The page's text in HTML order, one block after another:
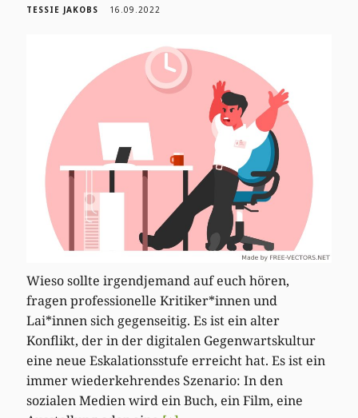
TESSIE JAKOBS 16.09.2022
Wieso sollte irgendjemand auf euch hören,
fragen professionelle Kritiker*innen und
Lai*innen sich gegenseitig. Es ist ein alter
Konflikt, der in der digitalen Gegenwartskultur
eine neue Eskalationsstufe erreicht hat. Es ist ein
immer wiederkehrendes Szenario: In den
sozialen Medien wird ein Buch, ein Film, eine